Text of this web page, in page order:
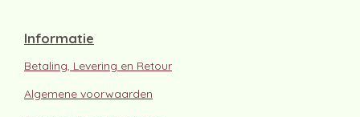
Informatie
Betaling, Levering en Retour
Algemene voorwaarden